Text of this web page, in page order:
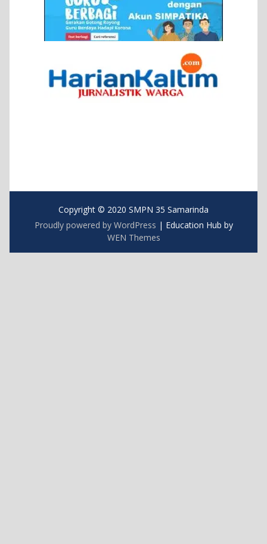
Copyright © 2020 SMPN 35 Samarinda
Proudly powered by WordPress | Education Hub by
WEN Themes